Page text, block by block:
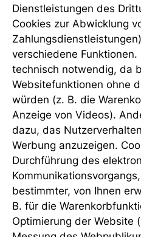
Dienstleistungen des
Cookies zur Abwicklung
verschiedene
technisch notwendig, da
Websitefunktionen ohne
würden (z. B. die
Anzeige von Videos).
dazu, das
Werbung anzuzeigen.
Durchführung des
bestimmter, von Ihnen
B. für die
Optimierung der Website